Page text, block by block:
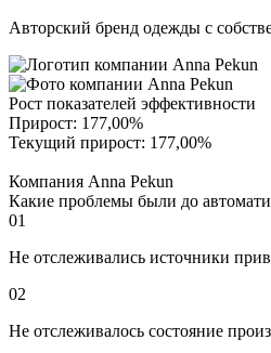
Авторский бренд одежды с
Рост показателей эффективности
Прирост: 177,00%
Текущий прирост: 177,00%
Компания Anna Pekun
Какие проблемы были до
01
Не отслеживались источники
02
Не отслеживалось состояние